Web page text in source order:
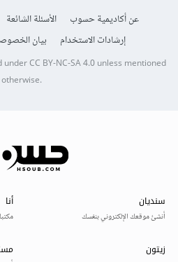
عن أكاديمية حسوب الأسئلة الشائعة
إرشادات الاستخدام
بيان
underCC BY-NC-SA 4.0unless mentioned
otherwise.